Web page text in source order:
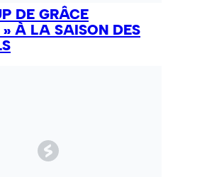
DE GRÂCE
À LA SAISON DES